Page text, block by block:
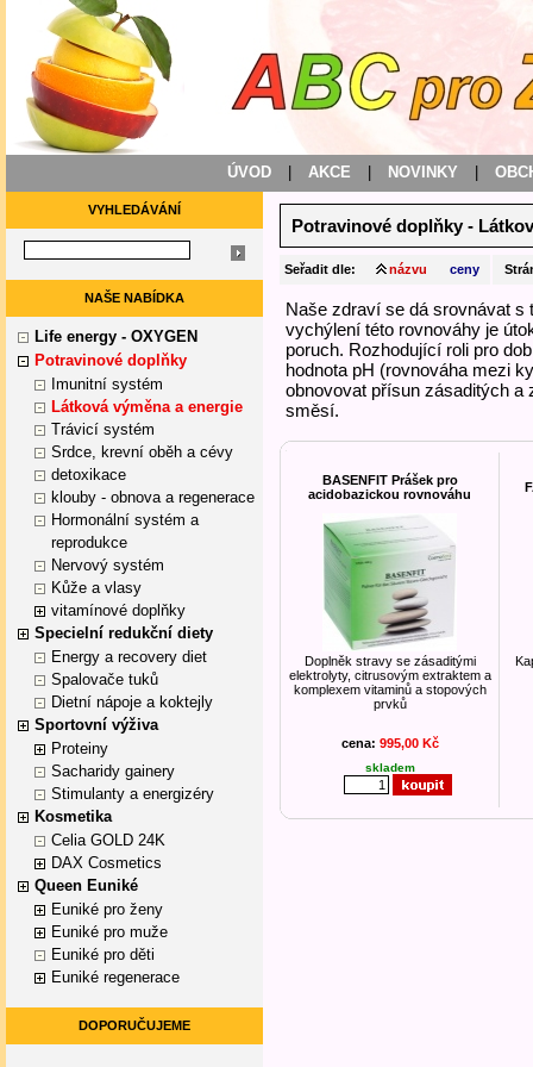
ÚVOD AKCE NOVINKY
VYHLEDÁVÁNÍ
NAŠE NABÍDKA
Life energy - OXYGEN
Potravinové doplňky
Imunitní systém
Látková výměna a energie
Trávicí systém
Srdce, krevní oběh a cévy
detoxikace
klouby - obnova a regenerace
Hormonální systém a
reprodukce
Nervový systém
Kůže a vlasy
vitamínové doplňky
Specielní redukční diety
Energy a recovery diet
Spalovače tuků
Dietní nápoje a koktejly
Sportovní výživa
Proteiny
Sacharidy gainery
Stimulanty a energizéry
Kosmetika
Celia GOLD 24K
DAX Cosmetics
Queen Euniké
Euniké pro ženy
Euniké pro muže
Euniké pro děti
Euniké regenerace
DOPORUČUJEME
Potravinové doplňky -
Seřadit dle: názvu ceny
Naše zdraví se dá srovnávat s
vychýlení této rovnováhy je
poruch. Rozhodující roli pro
hodnota pH (rovnováha mezi
obnovovat přísun zásaditých a
směsí.
BASENFIT Prášek pro
acidobazickou rovnováhu
Doplněk stravy se zásaditými
elektrolyty, citrusovým extraktem a
komplexem vitaminů a stopových
prvků
cena: 995,00 Kč
skladem